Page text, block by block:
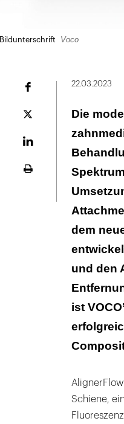
Bildunterschrift Voco
Plattform
22.03.2023
Die
dem
und den
ist
Schiene,